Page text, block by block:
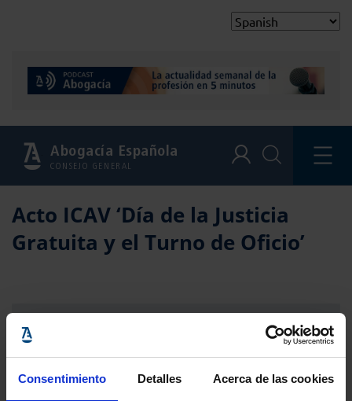
Consentimiento Detalles Acerca de las cookies
Abogacía Española
CONSEJO GENERAL
Acto ICAV ‘Día de la Justicia
Gratuita y el Turno de Oficio’
Inicio: 12 julio 2022 - 19:00h
Fin: 12 julio 2022 - 21:00h